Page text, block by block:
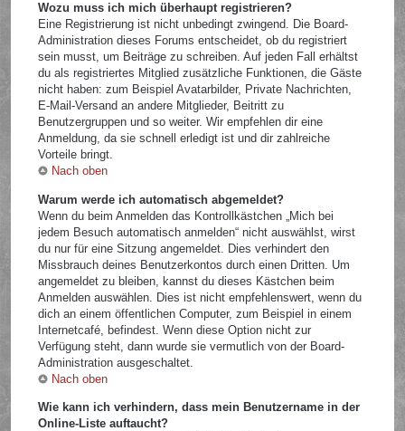
Wozu muss ich mich überhaupt registrieren?
Eine Registrierung ist nicht unbedingt zwingend. Die Board-
Administration dieses Forums entscheidet, ob du registriert
sein musst, um Beiträge zu schreiben. Auf jeden Fall erhältst
du als registriertes Mitglied zusätzliche Funktionen, die Gäste
nicht haben: zum Beispiel Avatarbilder, Private Nachrichten,
E-Mail-Versand an andere Mitglieder, Beitritt zu
Benutzergruppen und so weiter. Wir empfehlen dir eine
Anmeldung, da sie schnell erledigt ist und dir zahlreiche
Vorteile bringt.
Nach oben
Warum werde ich automatisch abgemeldet?
Wenn du beim Anmelden das Kontrollkästchen „Mich bei
jedem Besuch automatisch anmelden“ nicht auswählst, wirst
du nur für eine Sitzung angemeldet. Dies verhindert den
Missbrauch deines Benutzerkontos durch einen Dritten. Um
angemeldet zu bleiben, kannst du dieses Kästchen beim
Anmelden auswählen. Dies ist nicht empfehlenswert, wenn du
dich an einem öffentlichen Computer, zum Beispiel in einem
Internetcafé, befindest. Wenn diese Option nicht zur
Verfügung steht, dann wurde sie vermutlich von der Board-
Administration ausgeschaltet.
Nach oben
Wie kann ich verhindern, dass mein Benutzername in der
Online-Liste auftaucht?